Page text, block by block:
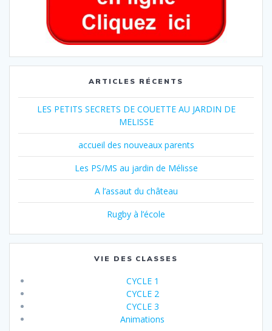
ARTICLES RÉCENTS
LES PETITS SECRETS DE COUETTE AU JARDIN DE
MELISSE
accueil des nouveaux parents
Les PS/MS au jardin de Mélisse
A l’assaut du château
Rugby à l’école
VIE DES CLASSES
CYCLE 1
CYCLE 2
CYCLE 3
Animations